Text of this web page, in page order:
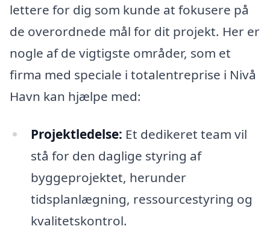
lettere for dig som kunde at fokusere på
de overordnede mål for dit projekt. Her er
nogle af de vigtigste områder, som et
firma med speciale i totalentreprise i Nivå
Havn kan hjælpe med:
Projektledelse: Et dedikeret team vil
stå for den daglige styring af
byggeprojektet, herunder
tidsplanlægning, ressourcestyring og
kvalitetskontrol.